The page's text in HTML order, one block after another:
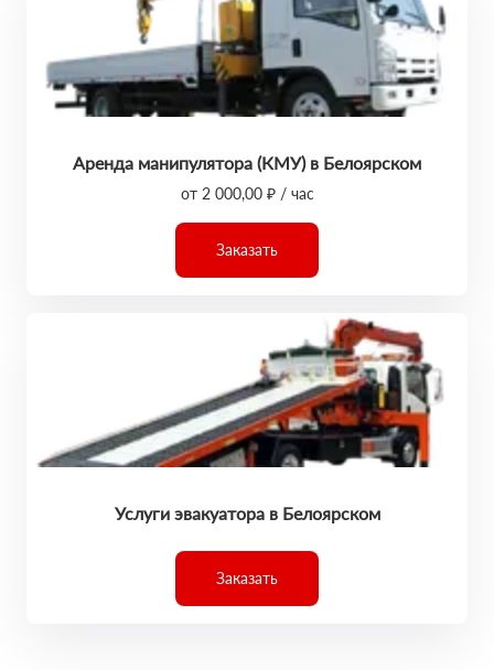
Аренда манипулятора (КМУ) в Белоярском
от 2 000,00 ₽ / час
Заказать
Услуги эвакуатора в Белоярском
Заказать